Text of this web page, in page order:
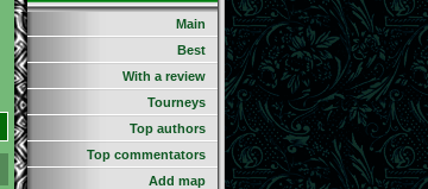
Main
Best
With a review
Tourneys
Top authors
Top commentators
Add map